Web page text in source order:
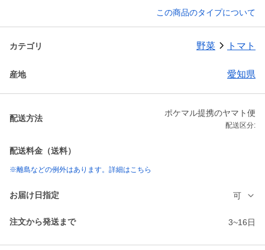
この商品のタイプについて
カテゴリ 野菜 トマト
産地 愛知県
配送方法
ポケマル提携のヤマト便
配送区分:
配送料金（送料）
※離島などの例外はあります。詳細はこちら
お届け日指定 可
注文から発送まで 3~16日